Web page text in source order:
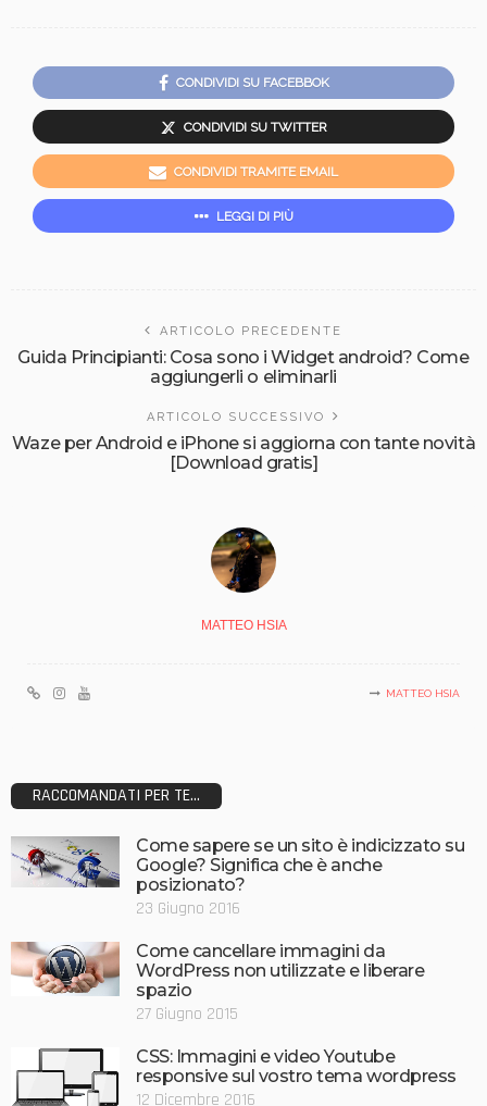
CONDIVIDI SU FACEBBOK
CONDIVIDI SU TWITTER
CONDIVIDI TRAMITE EMAIL
LEGGI DI PIÙ
ARTICOLO PRECEDENTE
Guida Principianti: Cosa sono i Widget android? Come
aggiungerli o eliminarli
ARTICOLO SUCCESSIVO
Waze per Android e iPhone si aggiorna con tante novità
[Download gratis]
MATTEO HSIA
MATTEO HSIA
RACCOMANDATI PER TE...
Come sapere se un sito è indicizzato su
Google? Significa che è anche
posizionato?
23 Giugno 2016
Come cancellare immagini da
WordPress non utilizzate e liberare
spazio
27 Giugno 2015
CSS: Immagini e video Youtube
responsive sul vostro tema wordpress
12 Dicembre 2016